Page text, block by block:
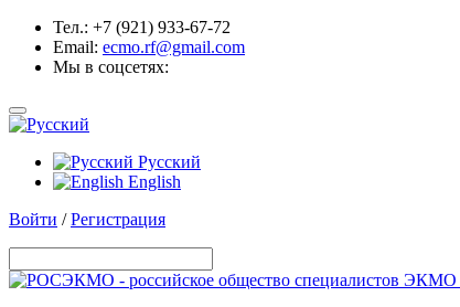
Тел.: +7 (921) 933-67-72
Email: ecmo.rf@gmail.com
Мы в соцсетях:
Русский
English
Войти /Регистрация